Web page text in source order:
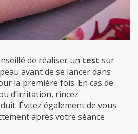
de réaliser un test sur
avant de se lancer dans
la première fois. En cas de
d’irritation, rincez
Évitez également de vous
après votre séance